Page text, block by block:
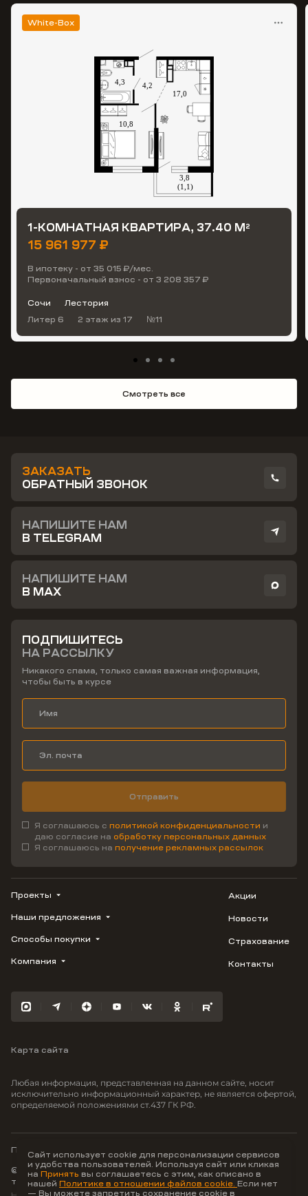
White-Box
1-КОМНАТНАЯ КВАРТИРА, 37.40 М2
15 961 977 ₽
В ипотеку - от 35 015 ₽/мес.
Первоначальный взнос - от 3 208 357 ₽
Сочи
Лестория
Литер 6
2 этаж из 17 №11
Смотреть все
ЗАКАЗАТЬ
ОБРАТНЫЙ ЗВОНОК
НАПИШИТЕ НАМ
В TELEGRAM
НАПИШИТЕ НАМ
В MAX
ПОДПИШИТЕСЬ
НА РАССЫЛКУ
Никакого спама, только самая важная информация,
чтобы быть в курсе
Отправить
Я соглашаюсь с политикой конфиденциальности и
даю согласие на обработку персональных данных
Я соглашаюсь на получение рекламных рассылок
Проекты
ВЕРН
1799
Флора
Южане
Моретта
Вместе
Наши предложения
Купить квартиру
Студию
3-комнатную
Способы покупки
Трейд-ин
100% оплата
Компания
Карьера
Акции
Новости
Страхование
Контакты
Карта сайта
Любая информация, представленная на данном сайте, носит
исключительно информационный характер, не является офертой,
определяемой положениями ст.437 ГК РФ.
© ООО Неоагентство, ИНН 9703176621,
тел.:+7 800 707-87-38
Политика конфиденциальности
Сайт использует cookie для персонализации сервисов
и удобства пользователей. Используя сайт или кликая
на Принять вы соглашаетесь с этим, как описано в
нашей Политике в отношении файлов cookie. Если нет
— Вы можете запретить сохранение cookie в